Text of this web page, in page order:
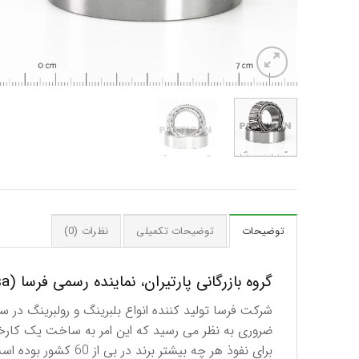
توضیحات توضیحات تکمیلی نظرات (0)
گروه بازرگانی پارتیران، نماینده رسمی فرسا (Fersa) اسپانیا در ایران
برای نفوذ هر چه بیشتر برند در بی از 60 کشور بوده است.